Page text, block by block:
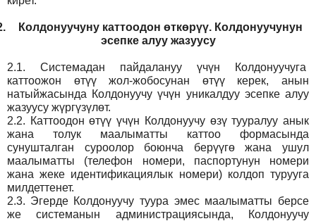
Колдонуучуну каттоодон өткөрүү. Колдонуучунун
эсепке алуу жазуусу
2.1.
Системадан пайдалануу үчүн Колдонуучуга
каттоожон өтүү жол-жобосунан өтүү керек, анын
натыйжасында Колдонуучу үчүн уникалдуу эсепке алуу
жазуусу жүргүзүлөт.
2.2. Каттоодон өтүү үчүн Колдонуучу өзү тууралуу анык
жана толук маалыматты каттоо формасында
сунушталган суроолор боюнча берүүгө жана ушул
маалыматты (телефон номери, паспортунун номери
жана жеке идентификациялык номери) колдоп турууга
милдеттенет.
2.3. Эгерде Колдонуучу туура эмес маалыматты берсе
же системанын администрациясында, Колдонуучу